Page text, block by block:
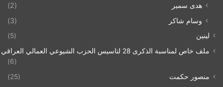
هدى سمير
(2)
وسام شاكر
(3)
لينين
(5)
ملف خاص لمناسبة الذكرى 28 لتاسيس الحزب الشيوعي العمالي العراقي 1993/07/21
(6)
منصور حكمت
(25)